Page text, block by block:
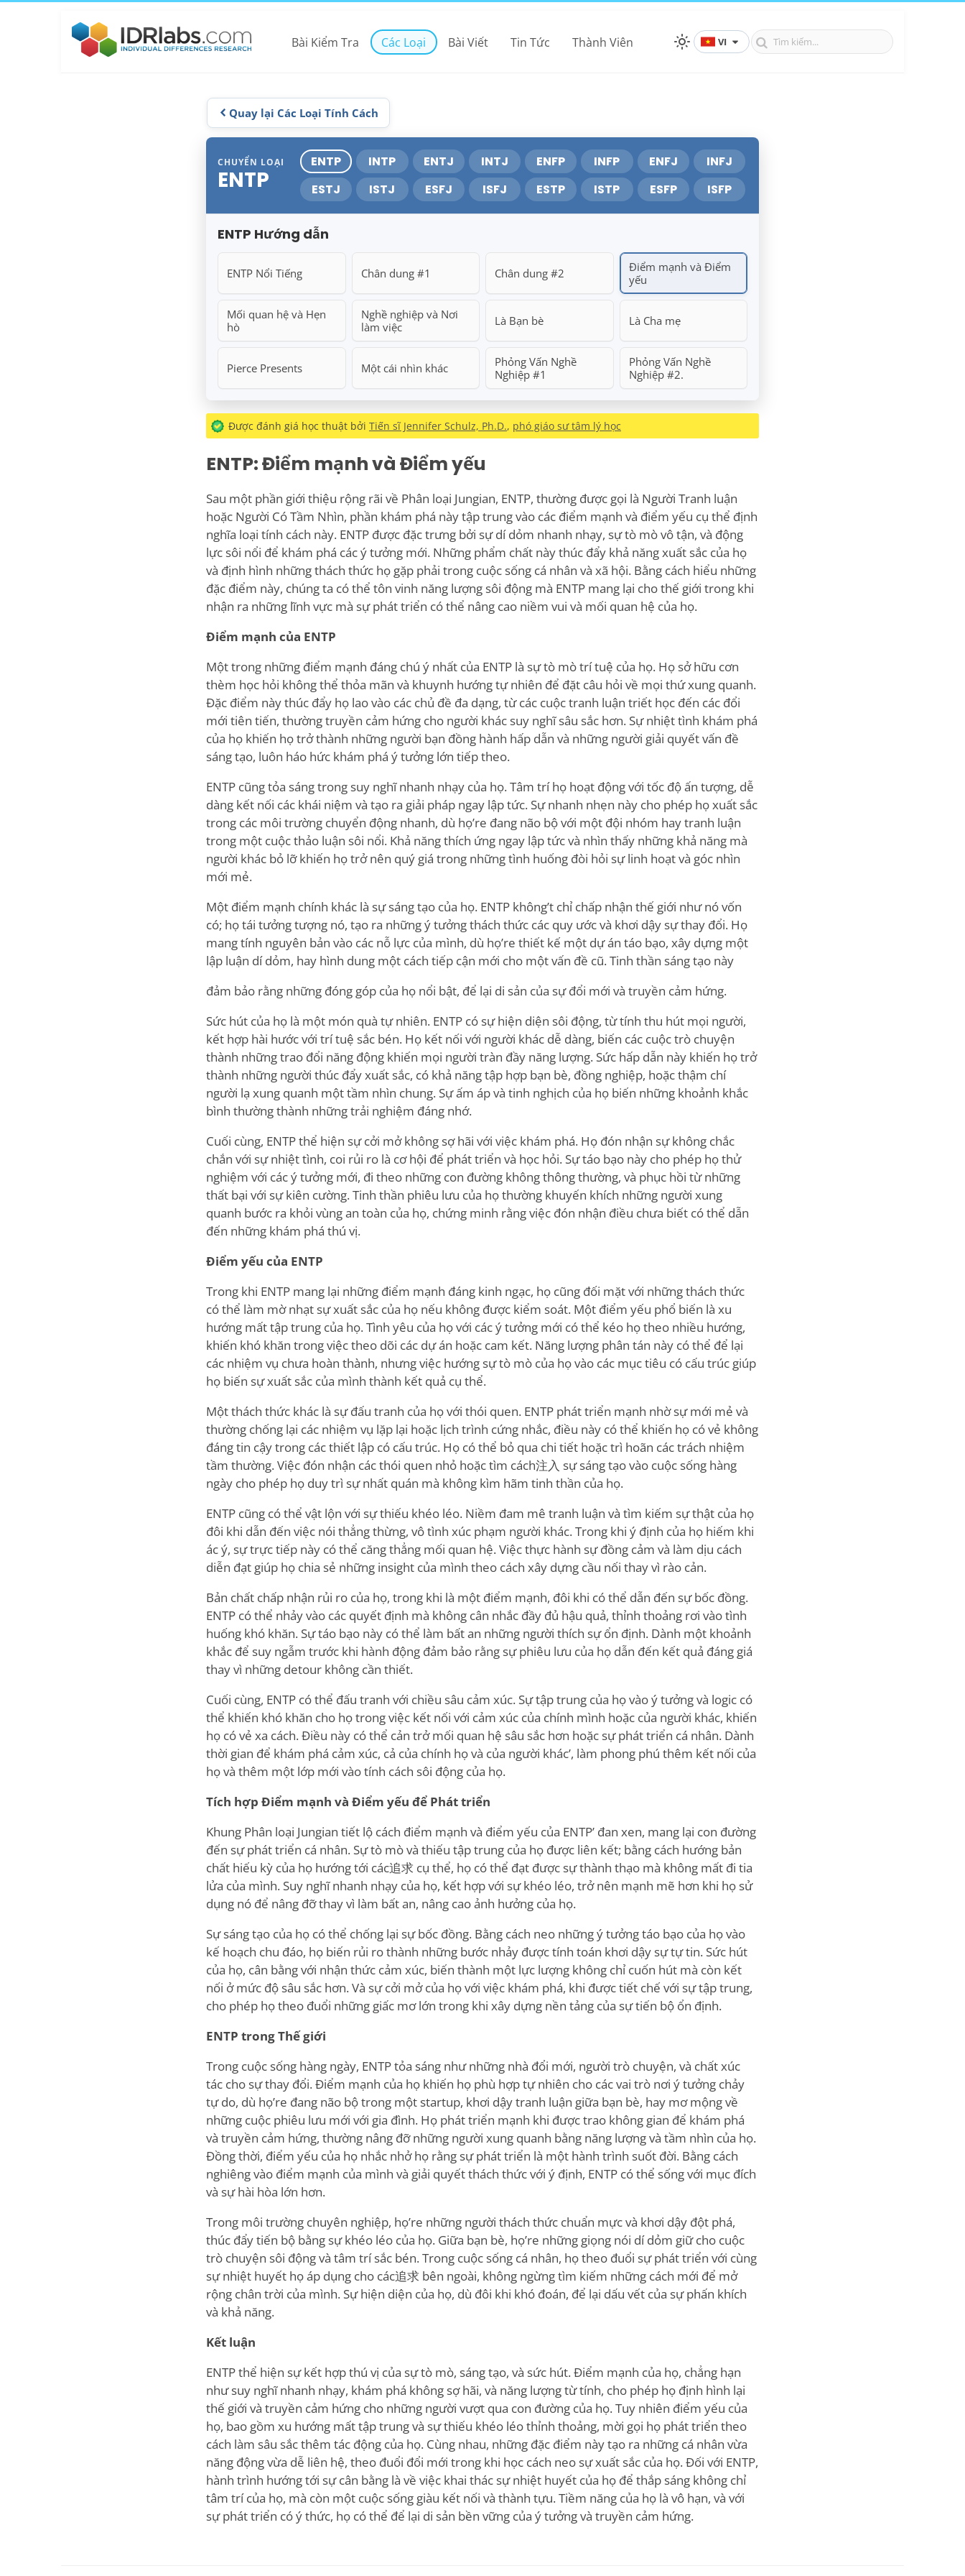
Bài Kiểm Tra Các Loại Bài Viết Tin Tức Thành Viên VI
Quay lại Các Loại Tính Cách
CHUYỂN LOẠI
ENTP
ENTP INTP ENTJ INTJ ENFP INFP ENFJ
INFJ
ESTJ
ISTJ ESFJ ISFJ ESTP ISTP ESFP ISFP
ENTP Hướng dẫn
ENTP Nổi Tiếng Chân dung #1 Chân dung #2
Điểm mạnh và Điểm
yếu
Mối quan hệ và Hẹn
hò
Nghề nghiệp và Nơi
làm việc
Là Bạn bè Là Cha mẹ
Pierce Presents Một cái nhìn khác
Phỏng Vấn Nghề
Nghiệp #1
Phỏng Vấn Nghề
Nghiệp #2.
Được đánh giá học thuật bởi Tiến sĩ Jennifer Schulz, Ph.D., phó giáo sư tâm lý học
ENTP: Điểm mạnh và Điểm yếu
Sau một phần giới thiệu rộng rãi về Phân loại Jungian, ENTP, thường được gọi là Người Tranh luận
hoặc Người Có Tầm Nhìn, phần khám phá này tập trung vào các điểm mạnh và điểm yếu cụ thể định
nghĩa loại tính cách này. ENTP được đặc trưng bởi sự dí dỏm nhanh nhạy, sự tò mò vô tận, và động
lực sôi nổi để khám phá các ý tưởng mới. Những phẩm chất này thúc đẩy khả năng xuất sắc của họ
và định hình những thách thức họ gặp phải trong cuộc sống cá nhân và xã hội. Bằng cách hiểu những
đặc điểm này, chúng ta có thể tôn vinh năng lượng sôi động mà ENTP mang lại cho thế giới trong khi
nhận ra những lĩnh vực mà sự phát triển có thể nâng cao niềm vui và mối quan hệ của họ.
Điểm mạnh của ENTP
Một trong những điểm mạnh đáng chú ý nhất của ENTP là sự tò mò trí tuệ của họ. Họ sở hữu cơn
thèm học hỏi không thể thỏa mãn và khuynh hướng tự nhiên để đặt câu hỏi về mọi thứ xung quanh.
Đặc điểm này thúc đẩy họ lao vào các chủ đề đa dạng, từ các cuộc tranh luận triết học đến các đổi
mới tiên tiến, thường truyền cảm hứng cho người khác suy nghĩ sâu sắc hơn. Sự nhiệt tình khám phá
của họ khiến họ trở thành những người bạn đồng hành hấp dẫn và những người giải quyết vấn đề
sáng tạo, luôn háo hức khám phá ý tưởng lớn tiếp theo.
ENTP cũng tỏa sáng trong suy nghĩ nhanh nhạy của họ. Tâm trí họ hoạt động với tốc độ ấn tượng, dễ
dàng kết nối các khái niệm và tạo ra giải pháp ngay lập tức. Sự nhanh nhẹn này cho phép họ xuất sắc
trong các môi trường chuyển động nhanh, dù họ’re đang não bộ với một đội nhóm hay tranh luận
trong một cuộc thảo luận sôi nổi. Khả năng thích ứng ngay lập tức và nhìn thấy những khả năng mà
người khác bỏ lỡ khiến họ trở nên quý giá trong những tình huống đòi hỏi sự linh hoạt và góc nhìn
mới mẻ.
Một điểm mạnh chính khác là sự sáng tạo của họ. ENTP không’t chỉ chấp nhận thế giới như nó vốn
có; họ tái tưởng tượng nó, tạo ra những ý tưởng thách thức các quy ước và khơi dậy sự thay đổi. Họ
mang tính nguyên bản vào các nỗ lực của mình, dù họ’re thiết kế một dự án táo bạo, xây dựng một
lập luận dí dỏm, hay hình dung một cách tiếp cận mới cho một vấn đề cũ. Tinh thần sáng tạo này
đảm bảo rằng những đóng góp của họ nổi bật, để lại di sản của sự đổi mới và truyền cảm hứng.
Sức hút của họ là một món quà tự nhiên. ENTP có sự hiện diện sôi động, từ tính thu hút mọi người,
kết hợp hài hước với trí tuệ sắc bén. Họ kết nối với người khác dễ dàng, biến các cuộc trò chuyện
thành những trao đổi năng động khiến mọi người tràn đầy năng lượng. Sức hấp dẫn này khiến họ trở
thành những người thúc đẩy xuất sắc, có khả năng tập hợp bạn bè, đồng nghiệp, hoặc thậm chí
người lạ xung quanh một tầm nhìn chung. Sự ấm áp và tinh nghịch của họ biến những khoảnh khắc
bình thường thành những trải nghiệm đáng nhớ.
Cuối cùng, ENTP thể hiện sự cởi mở không sợ hãi với việc khám phá. Họ đón nhận sự không chắc
chắn với sự nhiệt tình, coi rủi ro là cơ hội để phát triển và học hỏi. Sự táo bạo này cho phép họ thử
nghiệm với các ý tưởng mới, đi theo những con đường không thông thường, và phục hồi từ những
thất bại với sự kiên cường. Tinh thần phiêu lưu của họ thường khuyến khích những người xung
quanh bước ra khỏi vùng an toàn của họ, chứng minh rằng việc đón nhận điều chưa biết có thể dẫn
đến những khám phá thú vị.
Điểm yếu của ENTP
Trong khi ENTP mang lại những điểm mạnh đáng kinh ngạc, họ cũng đối mặt với những thách thức
có thể làm mờ nhạt sự xuất sắc của họ nếu không được kiểm soát. Một điểm yếu phổ biến là xu
hướng mất tập trung của họ. Tình yêu của họ với các ý tưởng mới có thể kéo họ theo nhiều hướng,
khiến khó khăn trong việc theo dõi các dự án hoặc cam kết. Năng lượng phân tán này có thể để lại
các nhiệm vụ chưa hoàn thành, nhưng việc hướng sự tò mò của họ vào các mục tiêu có cấu trúc giúp
họ biến sự xuất sắc của mình thành kết quả cụ thể.
Một thách thức khác là sự đấu tranh của họ với thói quen. ENTP phát triển mạnh nhờ sự mới mẻ và
thường chống lại các nhiệm vụ lặp lại hoặc lịch trình cứng nhắc, điều này có thể khiến họ có vẻ không
đáng tin cậy trong các thiết lập có cấu trúc. Họ có thể bỏ qua chi tiết hoặc trì hoãn các trách nhiệm
tầm thường. Việc đón nhận các thói quen nhỏ hoặc tìm cách注入 sự sáng tạo vào cuộc sống hàng
ngày cho phép họ duy trì sự nhất quán mà không kìm hãm tinh thần của họ.
ENTP cũng có thể vật lộn với sự thiếu khéo léo. Niềm đam mê tranh luận và tìm kiếm sự thật của họ
đôi khi dẫn đến việc nói thẳng thừng, vô tình xúc phạm người khác. Trong khi ý định của họ hiếm khi
ác ý, sự trực tiếp này có thể căng thẳng mối quan hệ. Việc thực hành sự đồng cảm và làm dịu cách
diễn đạt giúp họ chia sẻ những insight của mình theo cách xây dựng cầu nối thay vì rào cản.
Bản chất chấp nhận rủi ro của họ, trong khi là một điểm mạnh, đôi khi có thể dẫn đến sự bốc đồng.
ENTP có thể nhảy vào các quyết định mà không cân nhắc đầy đủ hậu quả, thỉnh thoảng rơi vào tình
huống khó khăn. Sự táo bạo này có thể làm bất an những người thích sự ổn định. Dành một khoảnh
khắc để suy ngẫm trước khi hành động đảm bảo rằng sự phiêu lưu của họ dẫn đến kết quả đáng giá
thay vì những detour không cần thiết.
Cuối cùng, ENTP có thể đấu tranh với chiều sâu cảm xúc. Sự tập trung của họ vào ý tưởng và logic có
thể khiến khó khăn cho họ trong việc kết nối với cảm xúc của chính mình hoặc của người khác, khiến
họ có vẻ xa cách. Điều này có thể cản trở mối quan hệ sâu sắc hơn hoặc sự phát triển cá nhân. Dành
thời gian để khám phá cảm xúc, cả của chính họ và của người khác’, làm phong phú thêm kết nối của
họ và thêm một lớp mới vào tính cách sôi động của họ.
Tích hợp Điểm mạnh và Điểm yếu để Phát triển
Khung Phân loại Jungian tiết lộ cách điểm mạnh và điểm yếu của ENTP’ đan xen, mang lại con đường
đến sự phát triển cá nhân. Sự tò mò và thiếu tập trung của họ được liên kết; bằng cách hướng bản
chất hiếu kỳ của họ hướng tới các追求 cụ thể, họ có thể đạt được sự thành thạo mà không mất đi tia
lửa của mình. Suy nghĩ nhanh nhạy của họ, kết hợp với sự khéo léo, trở nên mạnh mẽ hơn khi họ sử
dụng nó để nâng đỡ thay vì làm bất an, nâng cao ảnh hưởng của họ.
Sự sáng tạo của họ có thể chống lại sự bốc đồng. Bằng cách neo những ý tưởng táo bạo của họ vào
kế hoạch chu đáo, họ biến rủi ro thành những bước nhảy được tính toán khơi dậy sự tự tin. Sức hút
của họ, cân bằng với nhận thức cảm xúc, biến thành một lực lượng không chỉ cuốn hút mà còn kết
nối ở mức độ sâu sắc hơn. Và sự cởi mở của họ với việc khám phá, khi được tiết chế với sự tập trung,
cho phép họ theo đuổi những giấc mơ lớn trong khi xây dựng nền tảng của sự tiến bộ ổn định.
ENTP trong Thế giới
Trong cuộc sống hàng ngày, ENTP tỏa sáng như những nhà đổi mới, người trò chuyện, và chất xúc
tác cho sự thay đổi. Điểm mạnh của họ khiến họ phù hợp tự nhiên cho các vai trò nơi ý tưởng chảy
tự do, dù họ’re đang não bộ trong một startup, khơi dậy tranh luận giữa bạn bè, hay mơ mộng về
những cuộc phiêu lưu mới với gia đình. Họ phát triển mạnh khi được trao không gian để khám phá
và truyền cảm hứng, thường nâng đỡ những người xung quanh bằng năng lượng và tầm nhìn của họ.
Đồng thời, điểm yếu của họ nhắc nhở họ rằng sự phát triển là một hành trình suốt đời. Bằng cách
nghiêng vào điểm mạnh của mình và giải quyết thách thức với ý định, ENTP có thể sống với mục đích
và sự hài hòa lớn hơn.
Trong môi trường chuyên nghiệp, họ’re những người thách thức chuẩn mực và khơi dậy đột phá,
thúc đẩy tiến bộ bằng sự khéo léo của họ. Giữa bạn bè, họ’re những giọng nói dí dỏm giữ cho cuộc
trò chuyện sôi động và tâm trí sắc bén. Trong cuộc sống cá nhân, họ theo đuổi sự phát triển với cùng
sự nhiệt huyết họ áp dụng cho các追求 bên ngoài, không ngừng tìm kiếm những cách mới để mở
rộng chân trời của mình. Sự hiện diện của họ, dù đôi khi khó đoán, để lại dấu vết của sự phấn khích
và khả năng.
Kết luận
ENTP thể hiện sự kết hợp thú vị của sự tò mò, sáng tạo, và sức hút. Điểm mạnh của họ, chẳng hạn
như suy nghĩ nhanh nhạy, khám phá không sợ hãi, và năng lượng từ tính, cho phép họ định hình lại
thế giới và truyền cảm hứng cho những người vượt qua con đường của họ. Tuy nhiên điểm yếu của
họ, bao gồm xu hướng mất tập trung và sự thiếu khéo léo thỉnh thoảng, mời gọi họ phát triển theo
cách làm sâu sắc thêm tác động của họ. Cùng nhau, những đặc điểm này tạo ra những cá nhân vừa
năng động vừa dễ liên hệ, theo đuổi đổi mới trong khi học cách neo sự xuất sắc của họ. Đối với ENTP,
hành trình hướng tới sự cân bằng là về việc khai thác sự nhiệt huyết của họ để thắp sáng không chỉ
tâm trí của họ, mà còn một cuộc sống giàu kết nối và thành tựu. Tiềm năng của họ là vô hạn, và với
sự phát triển có ý thức, họ có thể để lại di sản bền vững của ý tưởng và truyền cảm hứng.